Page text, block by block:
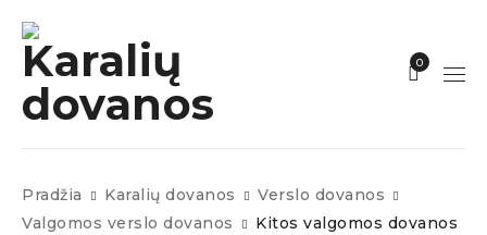
0
Pradžia Karalių dovanos
Verslo dovanos
Valgomos verslo dovanos
Kitos valgomos dovanos